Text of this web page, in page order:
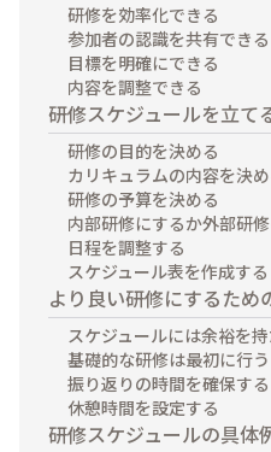
ご利用の流れ
レンタル利用期間について
お支払方法
事例紹介
よくあるご質問
会社概要
かんたん見積もり
研修を効率化できる
参加者の認識を共有できる
目標を明確にできる
内容を調整できる
研修スケジュールを立て
研修の目的を決める
カリキュラムの内容を決
研修の予算を決める
内部研修にするか外部研
日程を調整する
スケジュール表を作成する
より良い研修にするため
スケジュールには余裕を
基礎的な研修は最初に行う
振り返りの時間を確保する
休憩時間を設定する
研修スケジュールの具体